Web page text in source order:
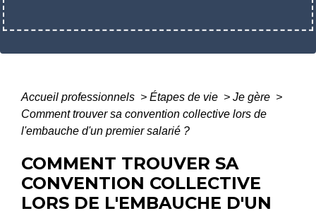
Accueil professionnels > Étapes de vie > Je gère >
Comment trouver sa convention collective lors de
l'embauche d'un premier salarié ?
COMMENT TROUVER SA
CONVENTION COLLECTIVE
LORS DE L'EMBAUCHE D'UN